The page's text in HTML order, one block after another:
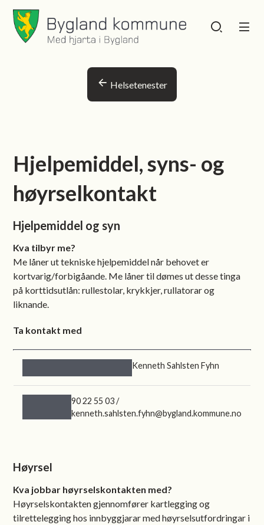
Bygland kommune
Helsetenester
Hjelpemiddel, syns- og
høyrselkontakt
Hjelpemiddel og syn
Kva tilbyr me?
Me låner ut tekniske hjelpemiddel når behovet er
kortvarig/forbigåande. Me låner til dømes ut desse tinga
på korttidsutlån: rullestolar, krykkjer, rullatorar og
liknande.
Ta kontakt med
Kenneth Sahlsten Fyhn
90 22 55 03 /
kenneth.sahlsten.fyhn@bygland.kommune.no
Høyrsel
Kva jobbar høyrselskontakten med?
Høyrselskontakten gjennomfører kartlegging og
tilrettelegging hos innbyggjarar med høyrselsutfordringar i